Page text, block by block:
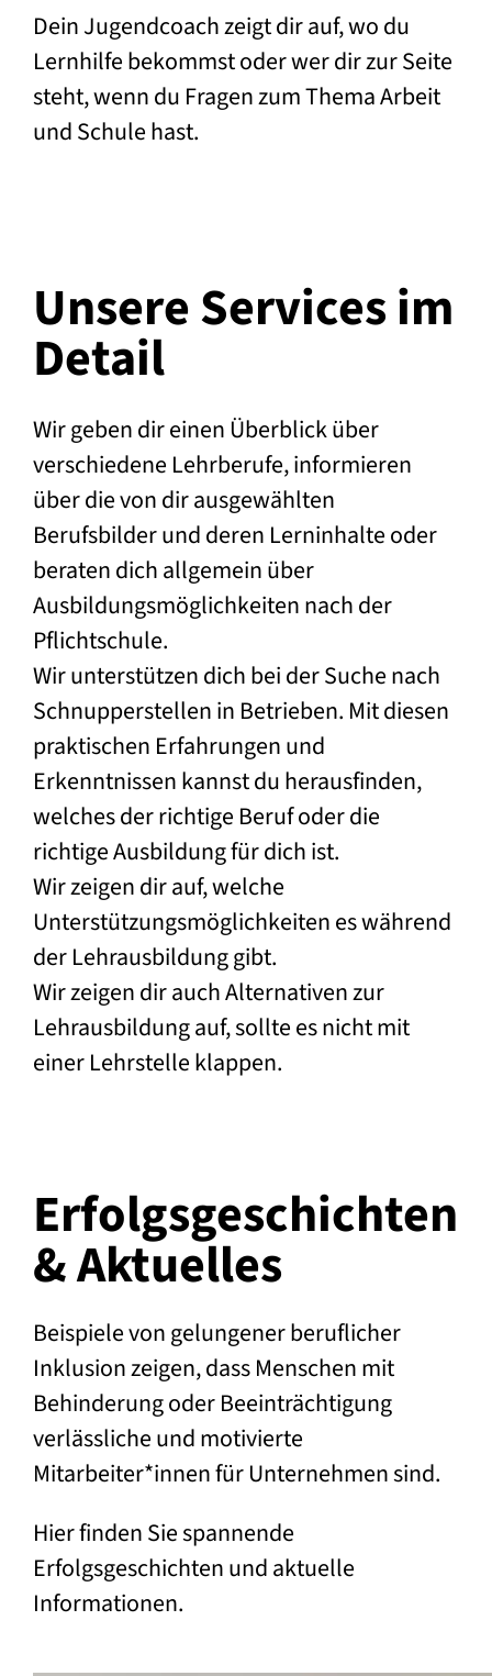
Dein Jugendcoach zeigt dir auf, wo du
Lernhilfe bekommst oder wer dir zur Seite
steht, wenn du Fragen zum Thema Arbeit
und Schule hast.
Unsere Services im
Detail
Wir geben dir einen Überblick über
verschiedene Lehrberufe, informieren
über die von dir ausgewählten
Berufsbilder und deren Lerninhalte oder
beraten dich allgemein über
Ausbildungsmöglichkeiten nach der
Pflichtschule.
Wir unterstützen dich bei der Suche nach
Schnupperstellen in Betrieben. Mit diesen
praktischen Erfahrungen und
Erkenntnissen kannst du herausfinden,
welches der richtige Beruf oder die
richtige Ausbildung für dich ist.
Wir zeigen dir auf, welche
Unterstützungsmöglichkeiten es während
der Lehrausbildung gibt.
Wir zeigen dir auch Alternativen zur
Lehrausbildung auf, sollte es nicht mit
einer Lehrstelle klappen.
Erfolgs­geschichten
& Aktuelles
Beispiele von gelungener beruflicher
Inklusion zeigen, dass Menschen mit
Behinderung oder Beeinträchtigung
verlässliche und motivierte
Mitarbeiter*innen für Unternehmen sind.
Hier finden Sie spannende
Erfolgsgeschichten und aktuelle
Informationen.